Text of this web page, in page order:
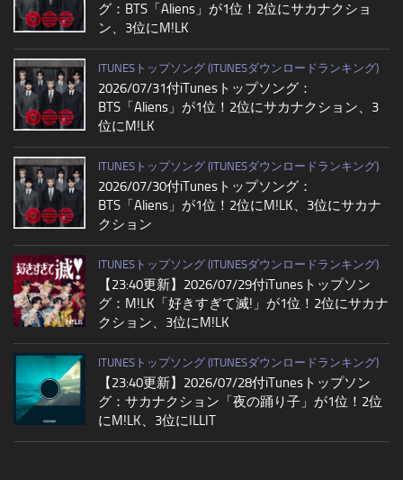
グ：BTS「Aliens」が1位！2位にサカナクショ
ン、3位にM!LK
ITUNESトップソング (ITUNESダウンロードランキング)
2026/07/31付iTunesトップソング：
BTS「Aliens」が1位！2位にサカナクション、3
位にM!LK
ITUNESトップソング (ITUNESダウンロードランキング)
2026/07/30付iTunesトップソング：
BTS「Aliens」が1位！2位にM!LK、3位にサカナ
クション
ITUNESトップソング (ITUNESダウンロードランキング)
【23:40更新】2026/07/29付iTunesトップソン
グ：M!LK「好きすぎて滅!」が1位！2位にサカナ
クション、3位にM!LK
ITUNESトップソング (ITUNESダウンロードランキング)
【23:40更新】2026/07/28付iTunesトップソン
グ：サカナクション「夜の踊り子」が1位！2位
にM!LK、3位にILLIT